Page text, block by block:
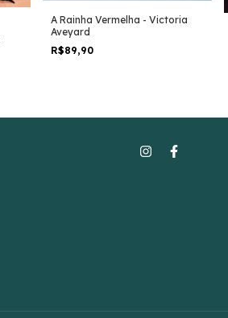
A Rainha Vermelha - Victoria
Aveyard
R$89,90